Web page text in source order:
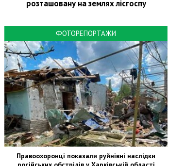
розташовану на землях лісгоспу
ФОТОРЕПОРТАЖИ
Правоохоронці показали руйнівні наслідки